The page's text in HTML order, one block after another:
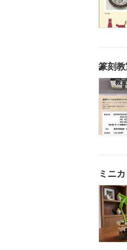
篆刻
ミニ